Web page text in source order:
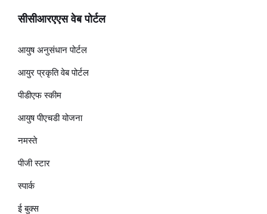
सीसीआरएएस वेब पोर्टल
आयुष अनुसंधान पोर्टल
आयुर प्रकृति वेब पोर्टल
पीडीएफ स्कीम
आयुष पीएचडी योजना
नमस्ते
पीजी स्टार
स्पार्क
ई बुक्स